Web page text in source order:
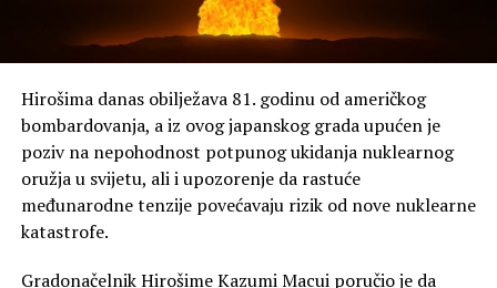
Hirošima danas obilježava 81. godinu od američkog
bombardovanja, a iz ovog japanskog grada upućen je
poziv na nepohodnost potpunog ukidanja nuklearnog
oružja u svijetu, ali i upozorenje da rastuće
međunarodne tenzije povećavaju rizik od nove nuklearne
katastrofe.
Gradonačelnik Hirošime Kazumi Macui poručio je da